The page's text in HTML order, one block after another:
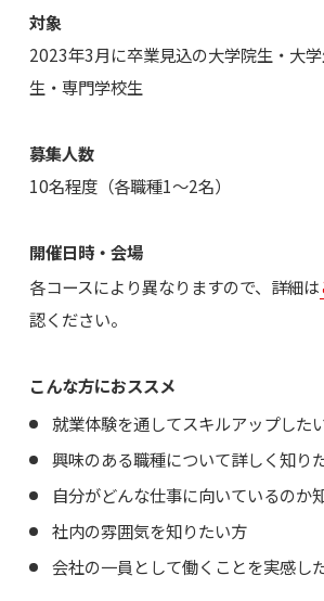
対象
2023年3月に卒業見込の大学院生・大
生・専門学校生
募集人数
10名程度（各職種1～2名）
開催日時・会場
各コースにより異なりますので、詳細は
認ください。
こんな方におススメ
就業体験を通してスキルアップした
興味のある職種について詳しく知り
自分がどんな仕事に向いているのか
社内の雰囲気を知りたい方
会社の一員として働くことを実感し